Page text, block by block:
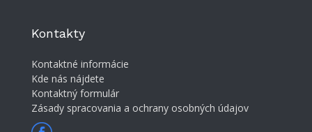
Kontakty
Kontaktné informácie
Kde nás nájdete
Kontaktný formulár
Zásady spracovania a ochrany osobných údajov